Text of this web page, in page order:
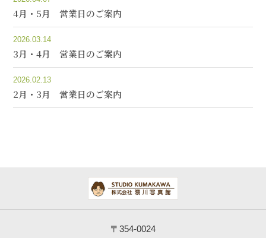
4月・5月 営業日のご案内
2026.03.14
3月・4月 営業日のご案内
2026.02.13
2月・3月 営業日のご案内
〒354-0024